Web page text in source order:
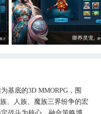
基底的3D MMORPG，围
、人族、魔族三界纷争的宏